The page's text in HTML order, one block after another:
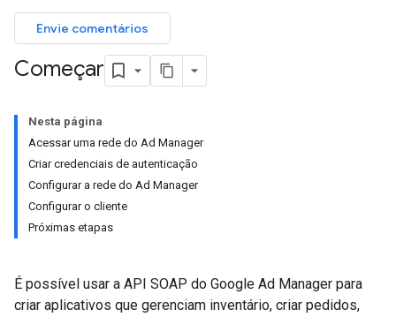
Envie comentários
Começar
Nesta página
Acessar uma rede do Ad Manager
Criar credenciais de autenticação
Configurar a rede do Ad Manager
Configurar o cliente
Próximas etapas
É possível usar a API SOAP do Google Ad Manager para
criar aplicativos que gerenciam inventário, criar pedidos,